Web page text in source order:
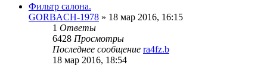
Фильтр салона.
GORBACH-1978 » 18 мар 2016, 16:15
1 Ответы
6428 Просмотры
Последнее сообщение ra4fz.b
18 мар 2016, 18:54